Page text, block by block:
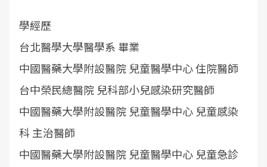
學經歷
台北醫學大學醫學系 畢業
中國醫藥大學附設醫院 兒童醫學中心 住院醫師
台中榮民總醫院 兒科部小兒感染研究醫師
中國醫藥大學附設醫院 兒童醫學中心 兒童感染
科 主治醫師
中國醫藥大學附設醫院 兒童醫學中心 兒童急診